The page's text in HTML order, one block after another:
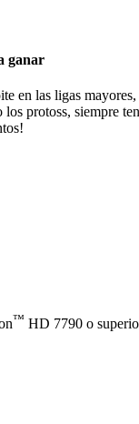
ganar
en las ligas
los protoss, siempre
™ HD 7790 o